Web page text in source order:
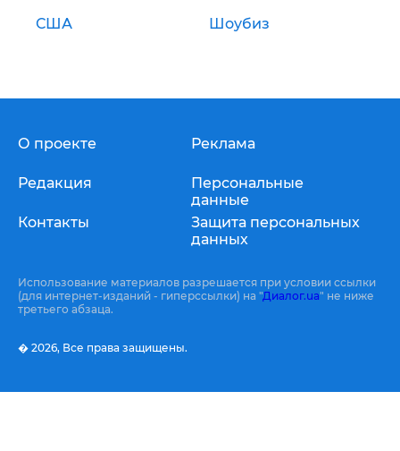
США Шоубиз
О проекте
Редакция
Контакты
Реклама
Персональные
данные
Защита персональных
данных
Использование материалов разрешается при условии ссылки
(для интернет-изданий - гиперссылки) на "Диалог.ua" не ниже
третьего абзаца.
� 2026, Все права защищены.